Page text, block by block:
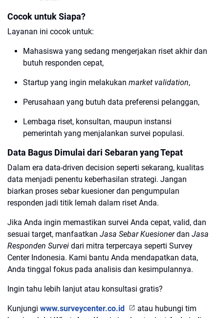
Cocok untuk Siapa?
Layanan ini cocok untuk:
Mahasiswa yang sedang mengerjakan riset akhir dan
butuh responden cepat,
Startup yang ingin melakukan market validation,
Perusahaan yang butuh data preferensi pelanggan,
Lembaga riset, konsultan, maupun instansi
pemerintah yang menjalankan survei populasi.
Data Bagus Dimulai dari Sebaran yang Tepat
Dalam era data-driven decision seperti sekarang, kualitas
data menjadi penentu keberhasilan strategi. Jangan
biarkan proses sebar kuesioner dan pengumpulan
responden jadi titik lemah dalam riset Anda.
Jika Anda ingin memastikan survei Anda cepat, valid, dan
sesuai target, manfaatkan Jasa Sebar Kuesionerdan Jasa
Responden Survei dari mitra terpercaya seperti Survey
Center Indonesia. Kami bantu Anda mendapatkan data,
Anda tinggal fokus pada analisis dan kesimpulannya.
Ingin tahu lebih lanjut atau konsultasi gratis?
Kunjungi www.surveycenter.co.id
atau hubungi tim